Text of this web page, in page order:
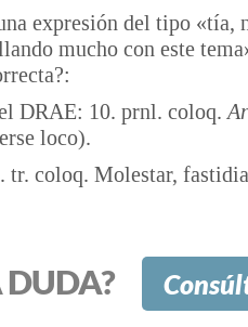
expresión del tipo «tía,
mucho con este
DRAE: 10. prnl. coloq.
loco).
tr. coloq. Molestar,
DUDA?